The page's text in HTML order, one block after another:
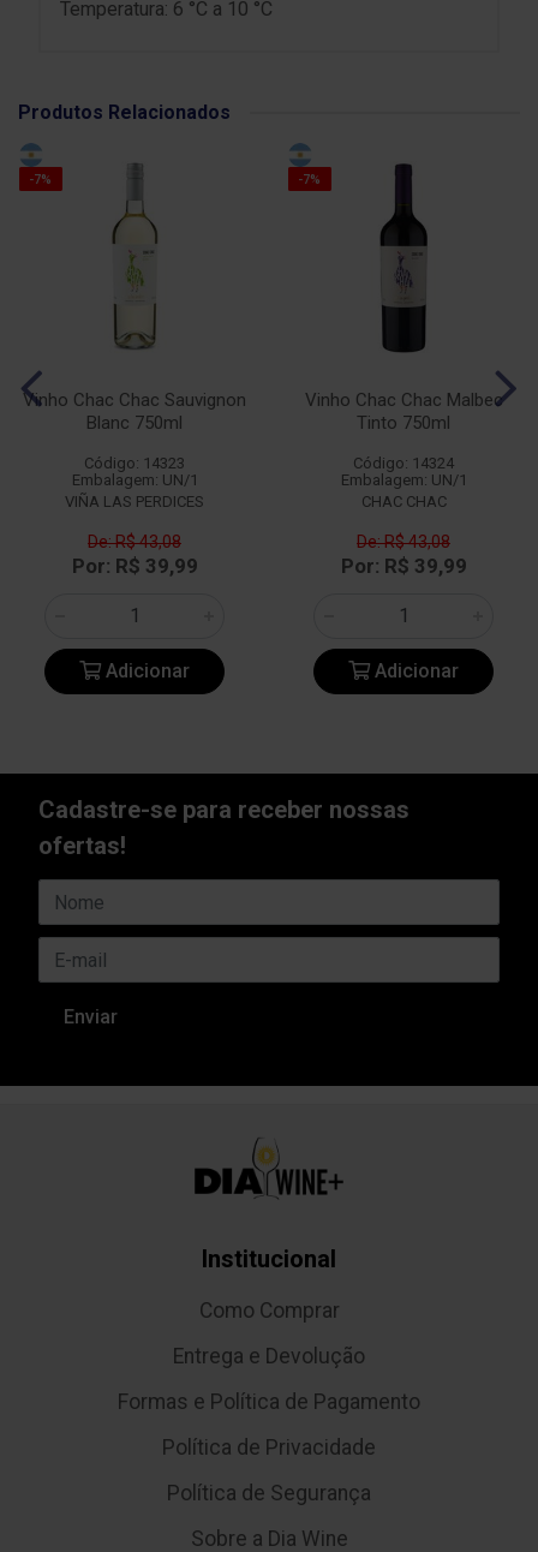
Temperatura: 6 °C a 10 °C
Produtos Relacionados
-7%
Vinho Chac Chac Sauvignon
Blanc 750ml
Código: 14323
Embalagem: UN/1
VIÑA LAS PERDICES
De: R$ 43,08
Por: R$ 39,99
Adicionar
-7%
Vinho Chac Chac Malbec
Tinto 750ml
Código: 14324
Embalagem: UN/1
CHAC CHAC
De: R$ 43,08
Por: R$ 39,99
Adicionar
Cadastre-se para receber nossas
ofertas!
Institucional
Como Comprar
Entrega e Devolução
Formas e Política de Pagamento
Política de Privacidade
Política de Segurança
Sobre a Dia Wine